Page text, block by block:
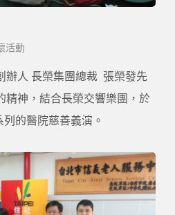
活動
辦人 長榮集團總裁 張榮發先
精神，結合長榮交響樂團，於
的醫院慈善義演。